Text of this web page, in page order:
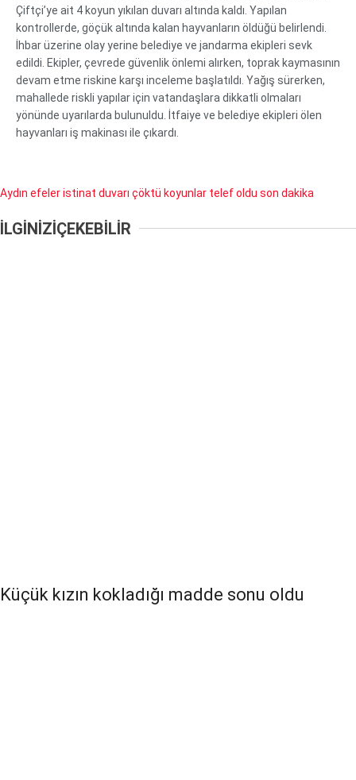
Çiftçi’ye ait 4 koyun yıkılan duvarı altında kaldı. Yapılan
kontrollerde, göçük altında kalan hayvanların öldüğü belirlendi.
İhbar üzerine olay yerine belediye ve jandarma ekipleri sevk
edildi. Ekipler, çevrede güvenlik önlemi alırken, toprak kaymasının
devam etme riskine karşı inceleme başlatıldı. Yağış sürerken,
mahallede riskli yapılar için vatandaşlara dikkatli olmaları
yönünde uyarılarda bulunuldu. İtfaiye ve belediye ekipleri ölen
hayvanları iş makinası ile çıkardı.
Aydın efeleristinat duvarı çöktü koyunlar telef oldu son dakika
İLGİNİZİÇEKEBİLİR
Küçük kızın kokladığı madde sonu oldu